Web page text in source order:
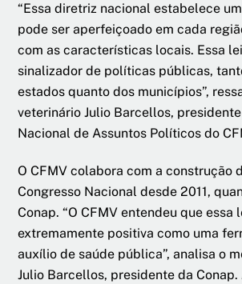
“Essa diretriz nacional estabelece
pode ser aperfeiçoado em cada
com as características locais. Essa
sinalizador de políticas públicas,
estados quanto dos municípios”,
veterinário Julio Barcellos,
Nacional de Assuntos Políticos do
O CFMV colabora com a construção
Congresso Nacional desde 2011,
Conap. “O CFMV entendeu que essa
extremamente positiva como uma
auxílio de saúde pública”, analisa o
Julio Barcellos, presidente da Conap.